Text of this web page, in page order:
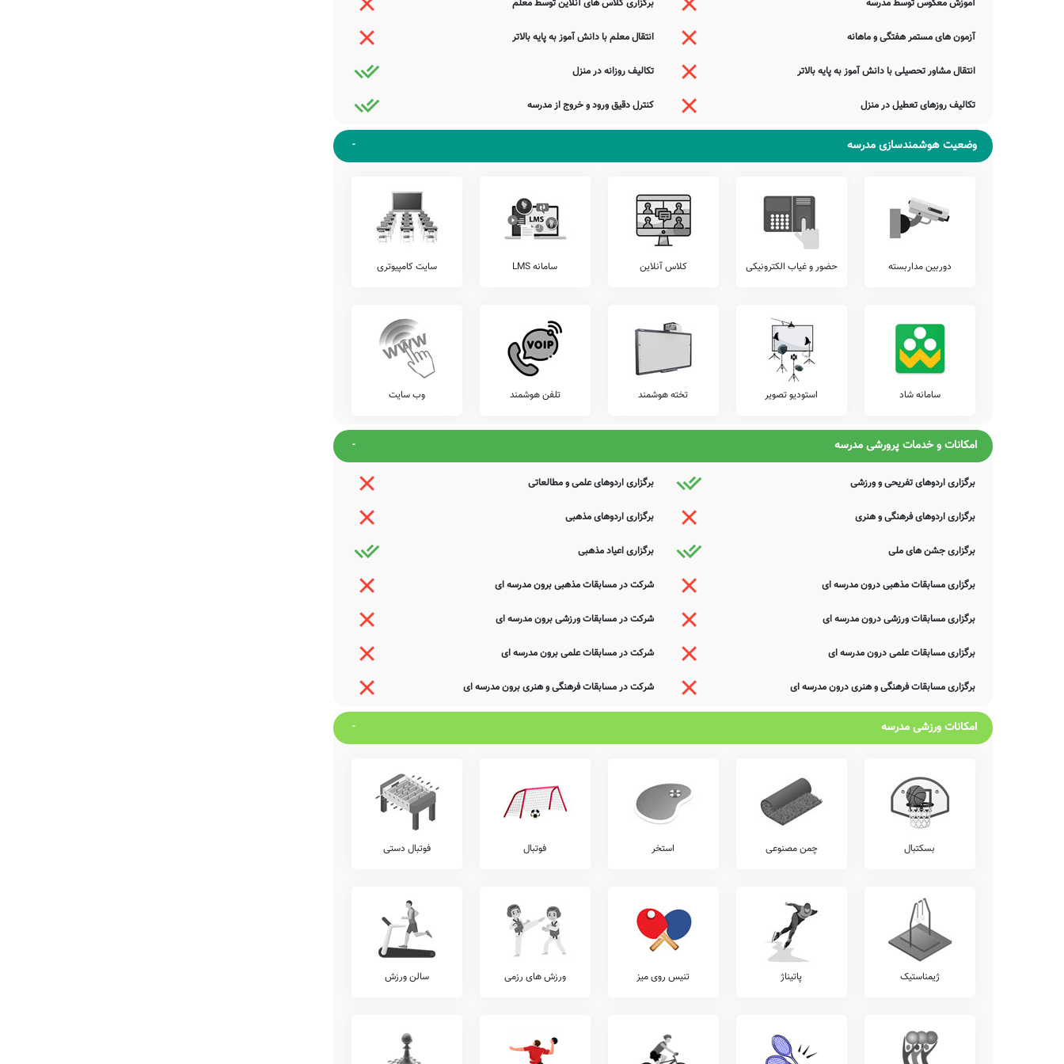
آزمون هماهنگ
پیشنهاد می کنیم وضعیت آزمون های برگزار شده در مدرسه امام حسن (ع) را شامل آزمون های خیلی سبز، کانگورو، قلمچی، گاج، مرآت، و... را قبل از ثبت نام بررسی
تلفن این مدرسه جهت کسب اطلاعات از نحوه ثبت نام و امکانات آن می باشد. مدرسه دولتی امام حسن (ع)، آمادگی پذیرش دانش آموزان کلیه مناطق میمند بویژه
محدوده میمند را دارد. اولیاء گرامی به ویژه اهالی محترم میمند میمند می توانند با مراجعه به آدرس از محیط و ساختمان دبستان نامشخص دولتی امام حسن (ع) دیدن
نمایند.
جمع بندی و خاتمه
معرفی این مدرسه را با چند بیت از حافظ شیرازی به پایان می بریم:
حافظا روز اجل گر به کف آری جامی
یک سر از کوی خرابات برندت به بهشت
صبحدم مرغ چمن با گل نوخاسته گفت
ناز کم کن که در این باغ بسی چون تو شکفت
گل بخندید که از راست نرنجیم ولی
هیچ عاشق سخن سخت به معشوق نگفت
ضمناً یادآور می شود اطلاعات مندرج در این صفحه توسط موتورهای جستجوی هوشمند سامانه های آنلاین گردآوری شده است. به همین جهت ممکن است در برخی از
موارد، دچار خطا بوده و یا نیازمند بروزرسانی باشند. چنانچه شما از عوامل این مدرسه هستید و یا اطلاعات دقیقتری در این خصوص دارید عمیقاً خواهشمندیم ما را جهت
آموزش معکوس توسط مدرسه برگزاری کلاس های آنلاین توسط معلم
آزمون های مستمر هفتگی و ماهانه انتقال معلم با دانش آموز به پایه بالاتر
انتقال مشاور تحصیلی با دانش آموز به پایه بالاتر تکالیف روزانه در منزل
تکالیف روزهای تعطیل در منزل کنترل دقیق ورود و خروج از مدرسه
وضعیت هوشمندسازی مدرسه
دوربین مداربسته حضور و غیاب الکترونیکی کلاس آنلاین سامانه LMS سایت کامپیوتری
سامانه شاد استودیو تصویر تخته هوشمند تلفن هوشمند وب سایت
امکانات و خدمات پرورشی مدرسه
برگزاری اردوهای تفریحی و ورزشی برگزاری اردوهای علمی و مطالعاتی
برگزاری اردوهای فرهنگی و هنری برگزاری اردوهای مذهبی
برگزاری جشن های ملی برگزاری اعیاد مذهبی
برگزاری مسابقات مذهبی درون مدرسه ای شرکت در مسابقات مذهبی برون مدرسه ای
برگزاری مسابقات ورزشی درون مدرسه ای شرکت در مسابقات ورزشی برون مدرسه ای
برگزاری مسابقات علمی درون مدرسه ای شرکت در مسابقات علمی برون مدرسه ای
برگزاری مسابقات فرهنگی و هنری درون مدرسه ای شرکت در مسابقات فرهنگی و هنری برون مدرسه ای
امکانات ورزشی مدرسه
بسکتبال چمن مصنوعی استخر فوتبال فوتبال دستی
ژیمناستیک پاتیناژ تنیس روی میز ورزش های رزمی سالن ورزش